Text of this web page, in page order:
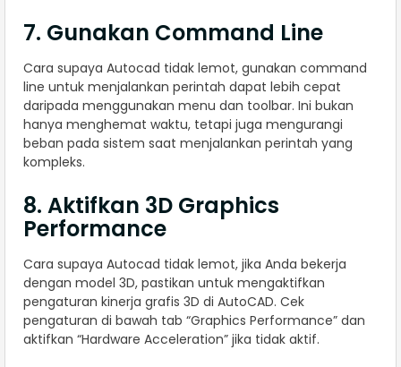
7. Gunakan Command Line
Cara supaya Autocad tidak lemot, gunakan command
line untuk menjalankan perintah dapat lebih cepat
daripada menggunakan menu dan toolbar. Ini bukan
hanya menghemat waktu, tetapi juga mengurangi
beban pada sistem saat menjalankan perintah yang
kompleks.
8. Aktifkan 3D Graphics
Performance
Cara supaya Autocad tidak lemot, jika Anda bekerja
dengan model 3D, pastikan untuk mengaktifkan
pengaturan kinerja grafis 3D di AutoCAD. Cek
pengaturan di bawah tab “Graphics Performance” dan
aktifkan “Hardware Acceleration” jika tidak aktif.